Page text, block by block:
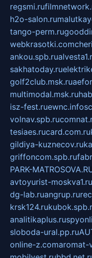
regsmi.ru
h2o-salon.ru
tango-perm.ru
webkrasotki.com
ankou.spb.ru
sakhatoday.ru
golf2club.msk.ru
multimodal.msk.ru
isz-fest.ruewnc.info
volnav.spb.ru
tesiaes.rucard.com.ru
gildiya-kuznecov.ru
griffoncom.spb.ru
PARK-
avtoyurist-moskva1.ru
dg-lab.ruangrup.ru
krsk124.ru
analitikaplus.ru
sloboda-ural.pp.ru
online-z.comaromat-